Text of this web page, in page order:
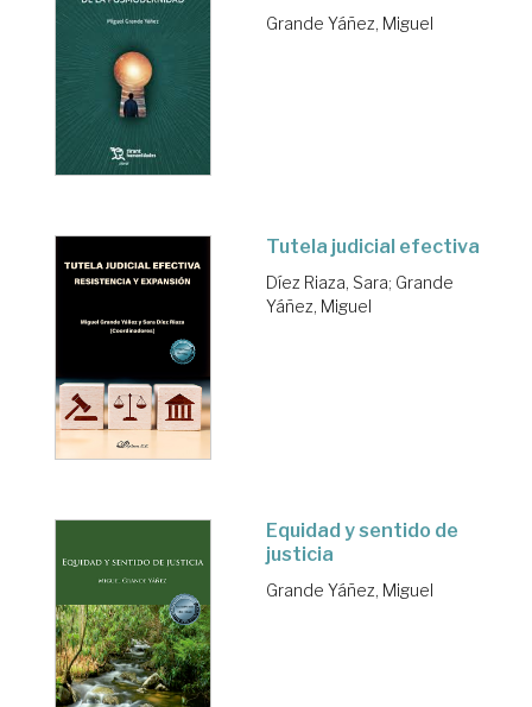
Grande Yáñez, Miguel
Tutela judicial efectiva
Díez Riaza, Sara; Grande
Yáñez, Miguel
Equidad y sentido de
justicia
Grande Yáñez, Miguel